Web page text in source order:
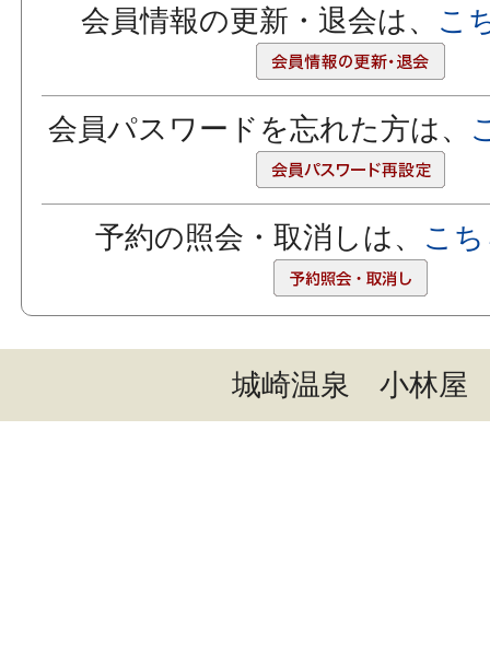
会員情報の更新・退会は、 こ
会員パスワードを忘れた方は、
予約の照会・取消しは、 こ
城崎温泉 小林屋